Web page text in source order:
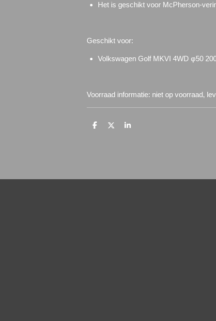
Het is geschikt voor McPherson-
Geschikt voor:
Volkswagen Golf MKVI 4WD φ50
Voorraad informatie: niet op voorraad,
D
D
S